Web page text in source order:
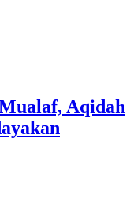
Aqidah